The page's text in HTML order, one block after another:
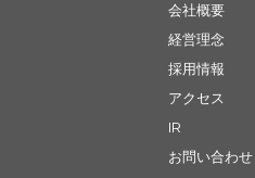
会社概要
経営理念
採用情報
アクセス
IR
お問い合わせ